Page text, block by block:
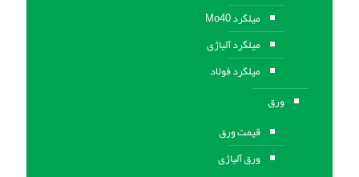
میلگرد Mo40
میلگرد آلیاژی
میلگرد فولاد
ورق
قیمت ورق
ورق آلیاژی